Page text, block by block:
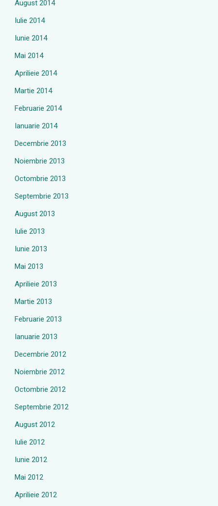
August 2014
Iulie 2014
Iunie 2014
Mai 2014
Aprilieie 2014
Martie 2014
Februarie 2014
Ianuarie 2014
Decembrie 2013
Noiembrie 2013
Octombrie 2013
Septembrie 2013
August 2013
Iulie 2013
Iunie 2013
Mai 2013
Aprilieie 2013
Martie 2013
Februarie 2013
Ianuarie 2013
Decembrie 2012
Noiembrie 2012
Octombrie 2012
Septembrie 2012
August 2012
Iulie 2012
Iunie 2012
Mai 2012
Aprilieie 2012